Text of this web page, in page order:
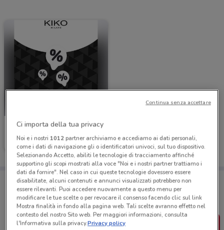
KIKO
Scade il 19/05 339 m
Porta DoveConviene sempre con te!
Puoi trovare le migliori offerte dei negozi vicino a te,
salvarle e creare la tua lista del risparmio, comodamente
dal tuo cellulare.
SCARICA L’APP
Ci importa della tua privacy
Noi e i nostri 1012partner archiviamo e accediamo ai dati personali,
come i dati di navigazione gli o identificatori univoci, sul tuo dispositivo.
Selezionando Accetto, abiliti le tecnologie di tracciamento affinché
supportino gli scopi mostrati alla voce "Noi e i nostri partner trattiamo i
dati da fornire". Nel caso in cui queste tecnologie dovessero essere
disabilitate, alcuni contenuti e annunci visualizzati potrebbero non
essere rilevanti. Puoi accedere nuovamente a questo menu per
modificare le tue scelte o per revocare il consenso facendo clic sul link
Mostra finalità in fondo alla pagina web. Tali scelte avranno effetto nel
contesto del nostro Sito web. Per maggiori informazioni, consulta
l'Informativa sulla privacy.Privacy policy
Continua senza accettare